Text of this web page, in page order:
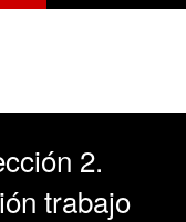
2.
trabajo